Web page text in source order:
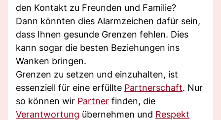
den Kontakt zu Freunden und Familie?
Dann könnten dies Alarmzeichen dafür sein,
dass Ihnen gesunde Grenzen fehlen. Dies
kann sogar die besten Beziehungen ins
Wanken bringen.
Grenzen zu setzen und einzuhalten, ist
essenziell für eine erfüllte Partnerschaft. Nur
so können wir Partner finden, die
Verantwortung übernehmen und Respekt